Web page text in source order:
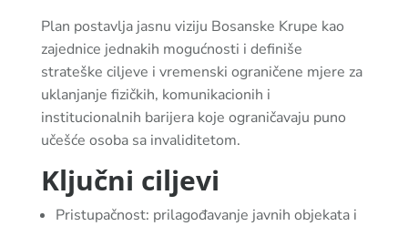
Plan postavlja jasnu viziju Bosanske Krupe kao
zajednice jednakih mogućnosti i definiše
strateške ciljeve i vremenski ograničene mjere za
uklanjanje fizičkih, komunikacionih i
institucionalnih barijera koje ograničavaju puno
učešće osoba sa invaliditetom.
Ključni ciljevi
Pristupačnost: prilagođavanje javnih objekata i